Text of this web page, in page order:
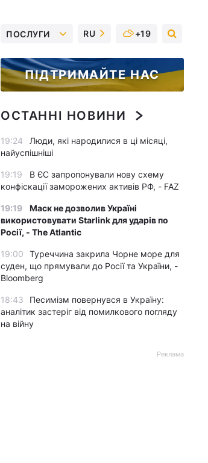
ПОСЛУГИ RU +19
ПІДТРИМАЙТЕ НАС
ОСТАННІ НОВИНИ
19:24
Люди, які народилися в ці місяці,
найуспішніші
19:19
В ЄС запропонували нову схему
конфіскації заморожених активів РФ, - FAZ
19:19
Маск не дозволив Україні
використовувати Starlink для ударів по
Росії, - The Atlantic
19:00
Туреччина закрила Чорне море для
суден, що прямували до Росії та України, -
Bloomberg
18:43
Песимізм повернувся в Україну:
аналітик застеріг від помилкового погляду
на війну
Реклама